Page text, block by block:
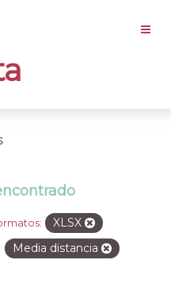
XLSX
Media distancia